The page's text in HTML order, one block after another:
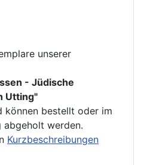
unserer
- Jüdische
Utting"
können bestellt oder im
abgeholt werden.
Kurzbeschreibungen